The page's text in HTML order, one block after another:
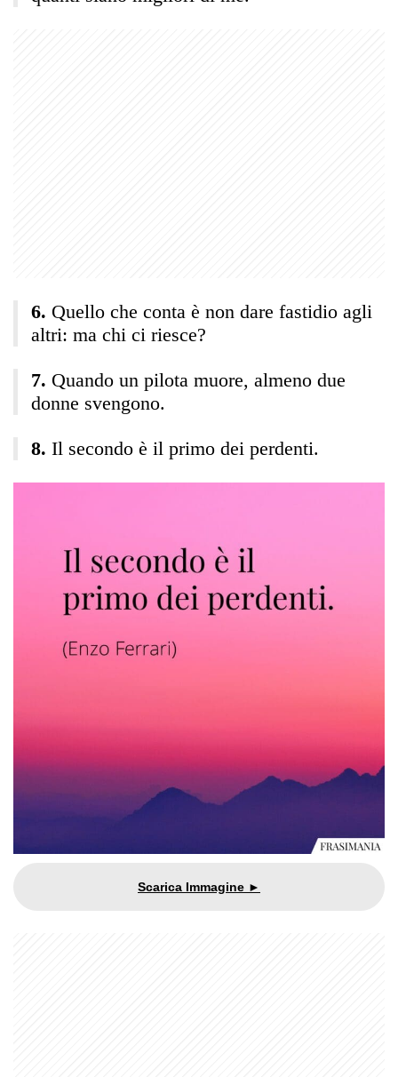
Quello che conta è non dare fastidio agli
altri: ma chi ci riesce?
Quando un pilota muore, almeno due
donne svengono.
Il secondo è il primo dei perdenti.